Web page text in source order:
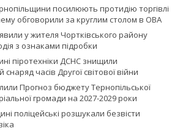
посилюють протидію торгівлі
обговорили за круглим столом в ОВА
у жителя Чортківського району
з ознаками підробки
піротехніки ДСНС знищили
снаряд часів Другої світової війни
Прогноз бюджету Тернопільської
громади на 2027-2029 роки
поліцейські розшукали безвісти